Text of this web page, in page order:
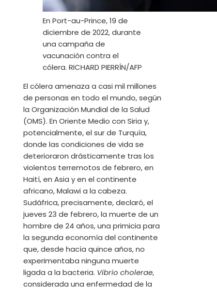
En Port-au-Prince, 19 de
diciembre de 2022, durante
una campaña de
vacunación contra el
cólera. RICHARD PIERRÍN/AFP
El cólera amenaza a casi mil millones
de personas en todo el mundo, según
la Organización Mundial de la Salud
(OMS). En Oriente Medio con Siria y,
potencialmente, el sur de Turquía,
donde las condiciones de vida se
deterioraron drásticamente tras los
violentos terremotos de febrero, en
Haití, en Asia y en el continente
africano, Malawi a la cabeza.
Sudáfrica, precisamente, declaró, el
jueves 23 de febrero, la muerte de un
hombre de 24 años, una primicia para
la segunda economía del continente
que, desde hacía quince años, no
experimentaba ninguna muerte
ligada a la bacteria. Vibrio cholerae,
considerada una enfermedad de la